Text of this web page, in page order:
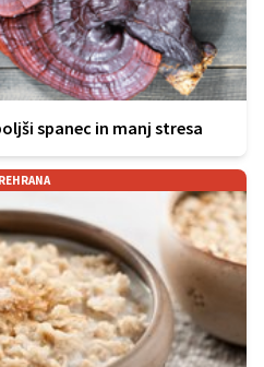
spanec in manj stresa